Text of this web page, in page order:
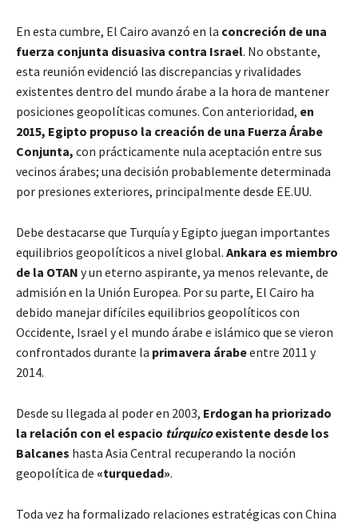
En esta cumbre, El Cairo avanzó en la concreción de una
fuerza conjunta disuasiva contra Israel. No obstante,
esta reunión evidenció las discrepancias y rivalidades
existentes dentro del mundo árabe a la hora de mantener
posiciones geopolíticas comunes. Con anterioridad, en
2015, Egipto propuso la creación de una Fuerza Árabe
Conjunta, con prácticamente nula aceptación entre sus
vecinos árabes; una decisión probablemente determinada
por presiones exteriores, principalmente desde EE.UU.
Debe destacarse que Turquía y Egipto juegan importantes
equilibrios geopolíticos a nivel global. Ankara es miembro
de la OTAN y un eterno aspirante, ya menos relevante, de
admisión en la Unión Europea. Por su parte, El Cairo ha
debido manejar difíciles equilibrios geopolíticos con
Occidente, Israel y el mundo árabe e islámico que se vieron
confrontados durante la primavera árabeentre 2011 y
2014.
Desde su llegada al poder en 2003, Erdogan ha priorizado
la relación con el espacio túrquicoexistente desde los
Balcanes hasta Asia Central recuperando la noción
geopolítica de «turquedad».
Toda vez ha formalizado relaciones estratégicas con China